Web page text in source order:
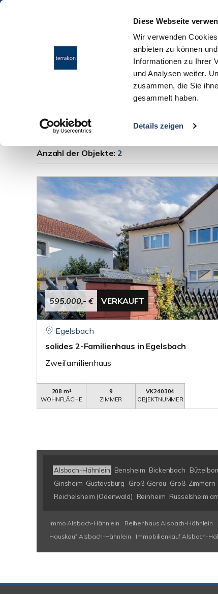
Diese Webseite
Wir verwenden
anbieten zu können
Informationen zu Ihrer
und Analysen weiter.
zusammen, die Sie
gesammelt haben.
Details zeigen
Einfamilienhäuser
Anzahl der Objekte:2
595.000,- € VERKAUFT
Egelsbach
solides 2-Familienhaus in Egelsbach
Zweifamilienhaus
208 m²
WOHNFLÄCHE
9
ZIMMER
VK240304
OBJEKTNUMMER
Alsbach-Hähnlein Bensheim Bickenbach
Ginsheim-Gustavsburg
Groß-Gerau Groß-Zimmern
Reichelsheim (Odenwald)
Reinheim Rüsselsheim
Immo Alsbach-Hähnlein Reihenhaus Alsbach-Hähnlein
Hauskauf Alsbach-Hähnlein
Immobilienkauf Alsbach-